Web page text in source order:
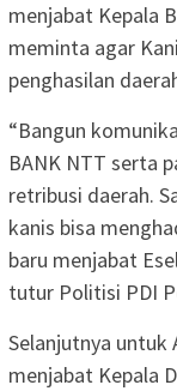
menjabat Kepala
meminta agar
penghasilan
“Bangun
BANK NTT serta
retribusi daerah.
kanis bisa
baru menjabat
tutur Politisi PDI
Selanjutnya untuk
menjabat Kepala